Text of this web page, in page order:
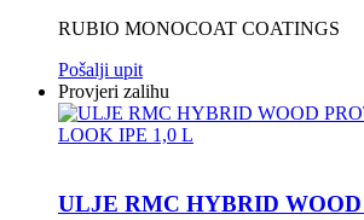
RUBIO MONOCOAT COATINGS
Pošalji upit
Provjeri zalihu
ULJE RMC HYBRID